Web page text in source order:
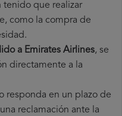
tenido que realizar
como la compra de
a Emirates Airlines, se
directamente a la
responda en un plazo de
reclamación ante la